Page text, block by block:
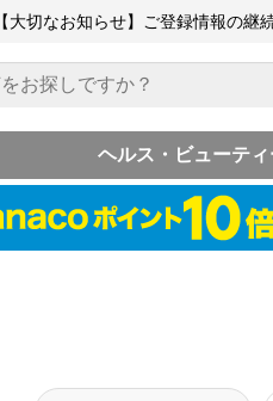
【大切なお知らせ】ご登録情報の継
ヘルス・ビューティ